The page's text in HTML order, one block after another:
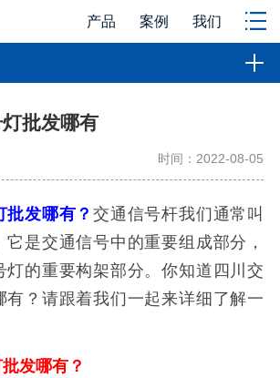
产品 案例 我们
批发哪有
时间：2022-08-05
批发哪有？交通信号杆我们通常叫
是交通信号中的重要组成部分，
灯的重要构架部分。你知道四川交
有？请跟着我们一起来详细了解一
发哪有？